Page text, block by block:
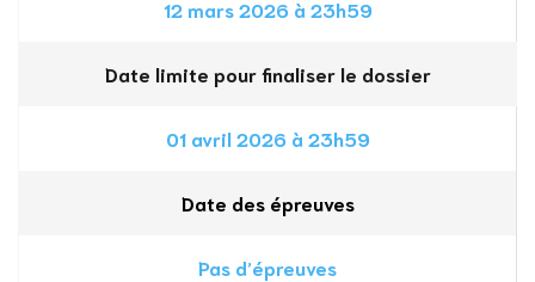
12 mars 2026 à 23h59
Date limite pour finaliser le dossier
01 avril 2026 à 23h59
Date des épreuves
Pas d’épreuves